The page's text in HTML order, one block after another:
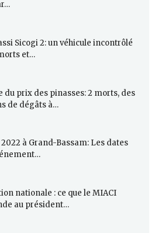
Sicogi 2: un véhicule incontrôlé
et…
du prix des pinasses: 2 morts, des
de dégâts à…
à Grand-Bassam: Les dates
nationale : ce que le MIACI
au président…